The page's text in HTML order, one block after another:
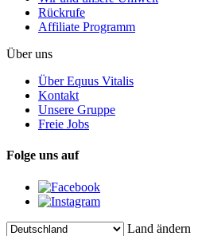
Rückrufe
Affiliate Programm
Über uns
Über Equus Vitalis
Kontakt
Unsere Gruppe
Freie Jobs
Folge uns auf
Land ändern